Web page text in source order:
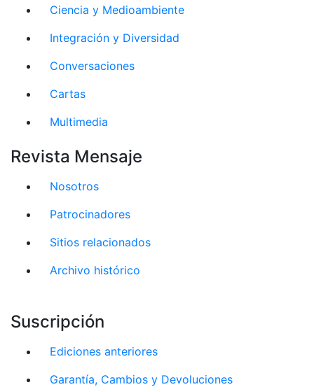
Ciencia y Medioambiente
Integración y Diversidad
Conversaciones
Cartas
Multimedia
Revista Mensaje
Nosotros
Patrocinadores
Sitios relacionados
Archivo histórico
Suscripción
Ediciones anteriores
Garantía, Cambios y Devoluciones